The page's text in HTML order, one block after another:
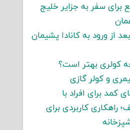
برای سفر به جزایر خلیج
از ورود به کانادا پشیمان
کولری بهتر است؟
و کولر گازی
کمد برای افراد با
کاربردی برای